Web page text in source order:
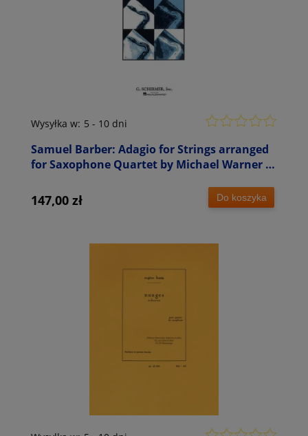
Samuel Barber: Adagio for Strings arranged
for Saxophone Quartet by Michael Warner -
Wysyłka w: 5 - 10 dni
147,00 zł Do koszyka